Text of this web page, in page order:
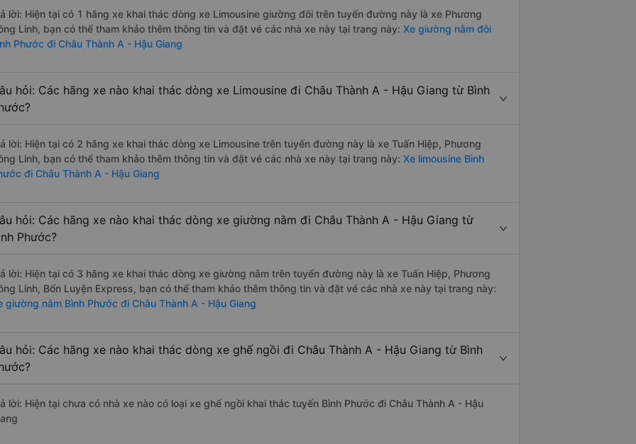
lời: Hiện tại có 1 hãng xe khai thác dòng xe Limousine giường đôi trên tuyến đường này là xe Phương
Linh, bạn có thể tham khảo thêm thông tin và đặt vé các nhà xe này tại trang này: Xe giường nằm đôi
Phước đi Châu Thành A - Hậu Giang
hỏi: Các hãng xe nào khai thác dòng xe Limousine đi Châu Thành A - Hậu Giang từ Bình
lời: Hiện tại có 2 hãng xe khai thác dòng xe Limousine trên tuyến đường này là xe Tuấn Hiệp, Phương
Linh, bạn có thể tham khảo thêm thông tin và đặt vé các nhà xe này tại trang này: Xe limousine Bình
đi Châu Thành A - Hậu Giang
hỏi: Các hãng xe nào khai thác dòng xe giường nằm đi Châu Thành A - Hậu Giang từ
Phước?
lời: Hiện tại có 3 hãng xe khai thác dòng xe giường nằm trên tuyến đường này là xe Tuấn Hiệp, Phương
Linh, Bốn Luyện Express, bạn có thể tham khảo thêm thông tin và đặt vé các nhà xe này tại trang này:
giường nằm Bình Phước đi Châu Thành A - Hậu Giang
hỏi: Các hãng xe nào khai thác dòng xe ghế ngồi đi Châu Thành A - Hậu Giang từ Bình
lời: Hiện tại chưa có nhà xe nào có loại xe ghế ngồi khai thác tuyến Bình Phước đi Châu Thành A - Hậu